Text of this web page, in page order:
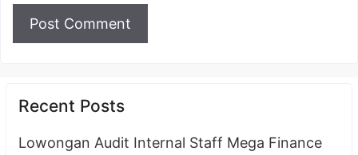
Recent Posts
Lowongan Audit Internal Staff Mega Finance